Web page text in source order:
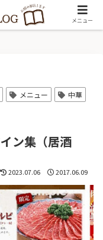
メニュー
中華
ン集（居酒
2023.07.06 2017.06.09
メニュー